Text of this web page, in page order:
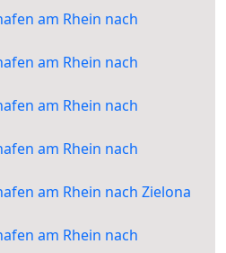
am Rhein nach
am Rhein nach
am Rhein nach
am Rhein nach
am Rhein nach Zielona
am Rhein nach